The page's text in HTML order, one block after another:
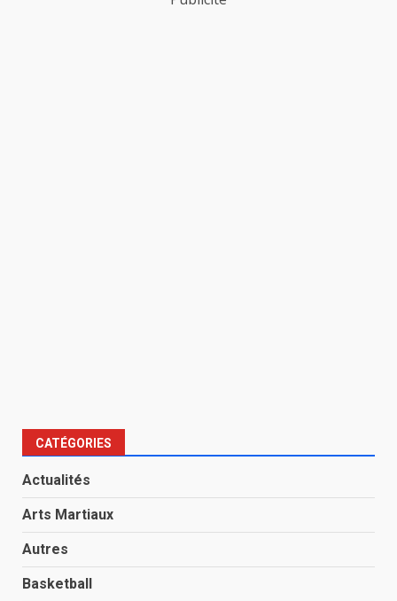
CATÉGORIES
Actualités
Arts Martiaux
Autres
Basketball